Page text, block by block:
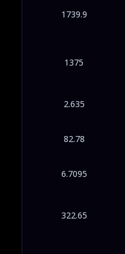
1739.9
1375
2.635
82.78
6.7095
322.65